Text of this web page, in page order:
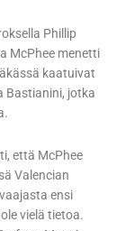
Phillip
McPhee menetti
kaatuivat
Bastianini, jotka
että McPhee
Valencian
ensi
vielä tietoa.